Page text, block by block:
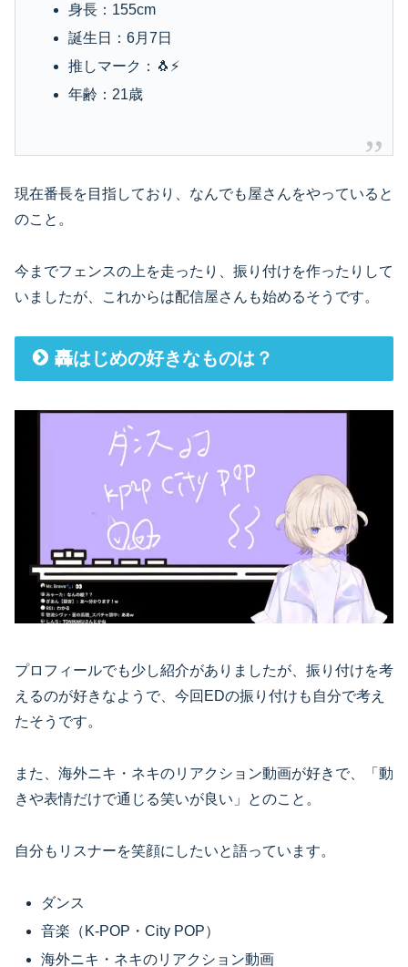
身長：155cm
誕生日：6月7日
推しマーク：🐧⚡
年齢：21歳
現在番長を目指しており、なんでも屋さんをやっていると
のこと。
今までフェンスの上を走ったり、振り付けを作ったりして
いましたが、これからは配信屋さんも始めるそうです。
轟はじめの好きなものは？
プロフィールでも少し紹介がありましたが、振り付けを考
えるのが好きなようで、今回EDの振り付けも自分で考え
たそうです。
また、海外ニキ・ネキのリアクション動画が好きで、「動
きや表情だけで通じる笑いが良い」とのこと。
自分もリスナーを笑顔にしたいと語っています。
ダンス
音楽（K-POP・City POP）
海外ニキ・ネキのリアクション動画